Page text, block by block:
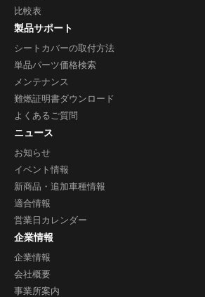
比較表
製品サポート
シートカバーの取付方法
単品パーツ価格検索
メンテナンス
難燃証明書ダウンロード
よくあるご質問
ニュース
お知らせ
イベント情報
新商品・追加車種情報
適合情報
営業日カレンダー
企業情報
企業情報
会社概要
事業所案内